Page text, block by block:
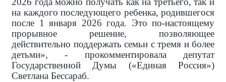
на каждого последующего ребенка, родившегося
после 1 января 2026 года. Это по-настоящему
прорывное решение, позволяющее
действительно поддержать семьи с тремя и более
детьми», - прокомментировала депутат
Государственной Думы («Единая Россия»)
Светлана Бессараб.